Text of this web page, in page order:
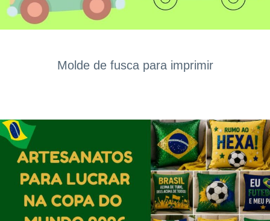
Molde de fusca para imprimir